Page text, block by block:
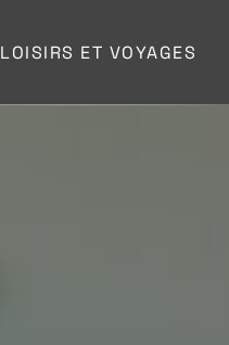
LOISIRS ET VOYAGES